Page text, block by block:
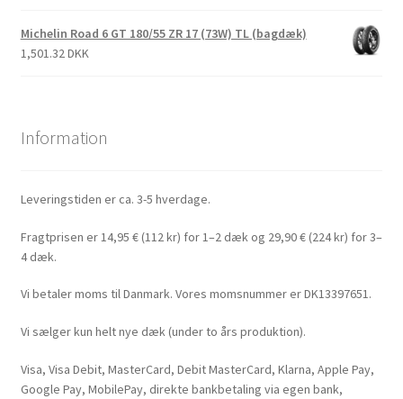
Michelin Road 6 GT 180/55 ZR 17 (73W) TL (bagdæk)
1,501.32 DKK
Information
Leveringstiden er ca. 3-5 hverdage.
Fragtprisen er 14,95 € (112 kr) for 1–2 dæk og 29,90 € (224 kr) for 3–
4 dæk.
Vi betaler moms til Danmark. Vores momsnummer er DK13397651.
Vi sælger kun helt nye dæk (under to års produktion).
Visa, Visa Debit, MasterCard, Debit MasterCard, Klarna, Apple Pay,
Google Pay, MobilePay, direkte bankbetaling via egen bank,